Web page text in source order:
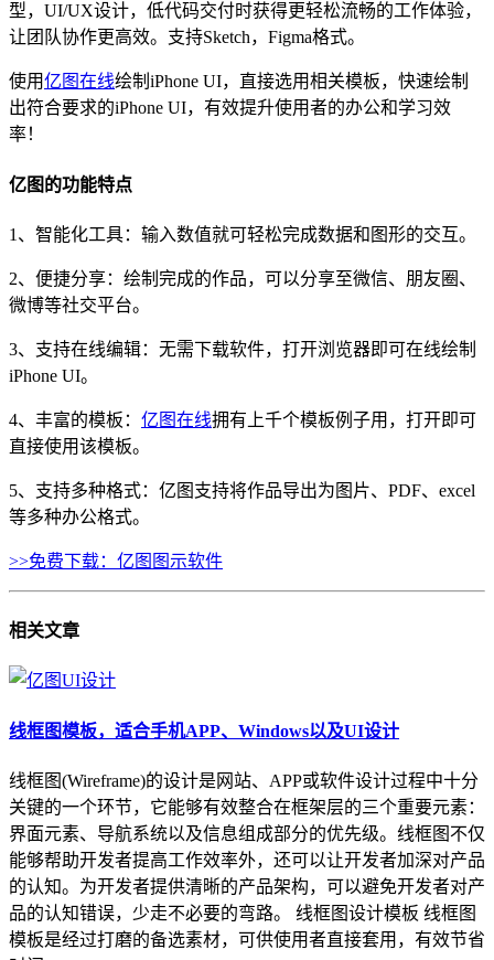
型，UI/UX设计，低代码交付时获得更轻松流畅的工作体验，
让团队协作更高效。支持Sketch，Figma格式。
使用亿图在线绘制iPhone UI，直接选用相关模板，快速绘制
出符合要求的iPhone UI，有效提升使用者的办公和学习效
率！
亿图的功能特点
1、智能化工具：输入数值就可轻松完成数据和图形的交互。
2、便捷分享：绘制完成的作品，可以分享至微信、朋友圈、
微博等社交平台。
3、支持在线编辑：无需下载软件，打开浏览器即可在线绘制
iPhone UI。
4、丰富的模板： 亿图在线拥有上千个模板例子用，打开即可
直接使用该模板。
5、支持多种格式：亿图支持将作品导出为图片、PDF、excel
等多种办公格式。
>>免费下载：亿图图示软件
相关文章
线框图模板，适合手机APP、Windows以及UI设计
线框图(Wireframe)的设计是网站、APP或软件设计过程中十分
关键的一个环节，它能够有效整合在框架层的三个重要元素：
界面元素、导航系统以及信息组成部分的优先级。线框图不仅
能够帮助开发者提高工作效率外，还可以让开发者加深对产品
的认知。为开发者提供清晰的产品架构，可以避免开发者对产
品的认知错误，少走不必要的弯路。 线框图设计模板 线框图
模板是经过打磨的备选素材，可供使用者直接套用，有效节省